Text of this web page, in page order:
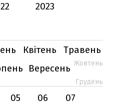
2023
Квітень
Травень
Вересень Жовтень
Грудень
05 06
07